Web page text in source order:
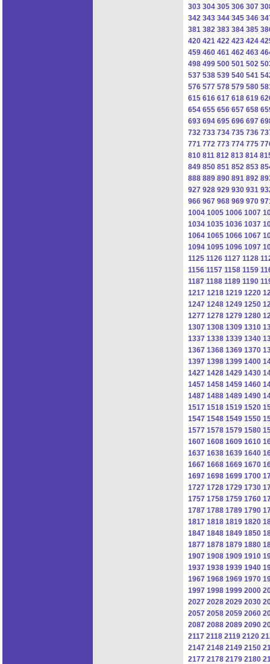
303 304 305 306 307
342 343 344 345 346
381 382 383 384 385
420 421 422 423 424
459 460 461 462 463
498 499 500 501 502
537 538 539 540 541
576 577 578 579 580
615 616 617 618 619
654 655 656 657 658
693 694 695 696 697
732 733 734 735 736
771 772 773 774 775
810 811 812 813 814
849 850 851 852 853
888 889 890 891 892
927 928 929 930 931
966 967 968 969 970
1004 1005 1006 1007
1034 1035 1036 1037
1064 1065 1066 1067
1094 1095 1096 1097
1125 1126 1127 1128
1156 1157 1158 1159
1187 1188 1189 1190
1217 1218 1219 1220
1247 1248 1249 1250
1277 1278 1279 1280
1307 1308 1309 1310
1337 1338 1339 1340
1367 1368 1369 1370
1397 1398 1399 1400
1427 1428 1429 1430
1457 1458 1459 1460
1487 1488 1489 1490
1517 1518 1519 1520
1547 1548 1549 1550
1577 1578 1579 1580
1607 1608 1609 1610
1637 1638 1639 1640
1667 1668 1669 1670
1697 1698 1699 1700
1727 1728 1729 1730
1757 1758 1759 1760
1787 1788 1789 1790
1817 1818 1819 1820
1847 1848 1849 1850
1877 1878 1879 1880
1907 1908 1909 1910
1937 1938 1939 1940
1967 1968 1969 1970
1997 1998 1999 2000
2027 2028 2029 2030
2057 2058 2059 2060
2087 2088 2089 2090
2117 2118 2119 2120
2147 2148 2149 2150
2177 2178 2179 2180